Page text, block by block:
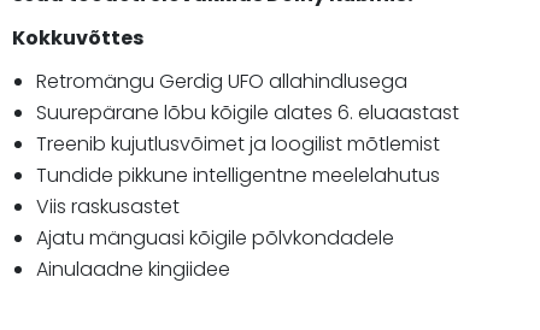
Kokkuvõttes
Retromängu Gerdig UFO allahindlusega
Suurepärane lõbu kõigile alates 6. eluaastast
Treenib kujutlusvõimet ja loogilist mõtlemist
Tundide pikkune intelligentne meelelahutus
Viis raskusastet
Ajatu mänguasi kõigile põlvkondadele
Ainulaadne kingiidee